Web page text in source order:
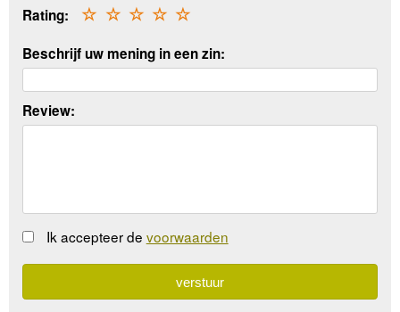
Rating: ☆
☆
☆
☆
☆
Beschrijf uw mening in een zin:
Review:
Ik accepteer de voorwaarden